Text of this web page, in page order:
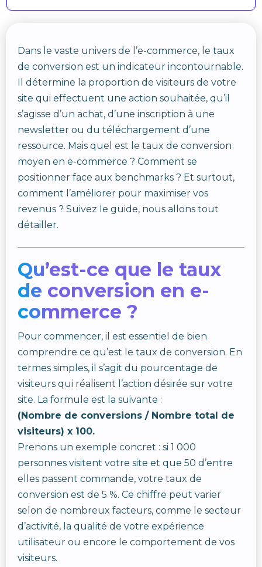
Dans le vaste univers de l’e-commerce, le taux
de conversion est un indicateur incontournable.
Il détermine la proportion de visiteurs de votre
site qui effectuent une action souhaitée, qu’il
s’agisse d’un achat, d’une inscription à une
newsletter ou du téléchargement d’une
ressource. Mais quel est le taux de conversion
moyen en e-commerce ? Comment se
positionner face aux benchmarks ? Et surtout,
comment l’améliorer pour maximiser vos
revenus ? Suivez le guide, nous allons tout
détailler.
Qu’est-ce que le taux
de conversion en e-
commerce ?
Pour commencer, il est essentiel de bien
comprendre ce qu’est le taux de conversion. En
termes simples, il s’agit du pourcentage de
visiteurs qui réalisent l’action désirée sur votre
site. La formule est la suivante :
(Nombre de conversions / Nombre total de
visiteurs) x 100.
Prenons un exemple concret : si 1 000
personnes visitent votre site et que 50 d’entre
elles passent commande, votre taux de
conversion est de 5 %. Ce chiffre peut varier
selon de nombreux facteurs, comme le secteur
d’activité, la qualité de votre expérience
utilisateur ou encore le comportement de vos
visiteurs.